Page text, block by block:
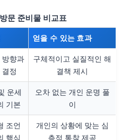
문 준비물 비교표
얻을 수 있는 효과
방향과
정
구체적이고 실질적인 해
결책 제시
운세
기본
오차 없는 개인 운명 풀
이
조언
핵심
개인의 상황에 맞는 심
층적 통찰 제공